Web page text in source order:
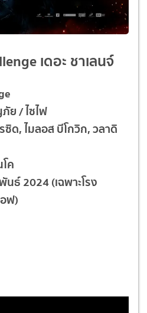
เดอะ ชาเลนจ์
ย / ไซไฟ
ซิด, ไมลอส บีโกวิก, วลาดิ
ค
ธ์ 2024 (เฉพาะโรง
ฟ)